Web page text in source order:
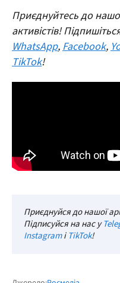
Приєднуйтесь до
активістів!
WhatsApp,Facebook,
TikTok!
Приєднуйся до нашої
Підписуйся на нас у
InstagramіTikTok!